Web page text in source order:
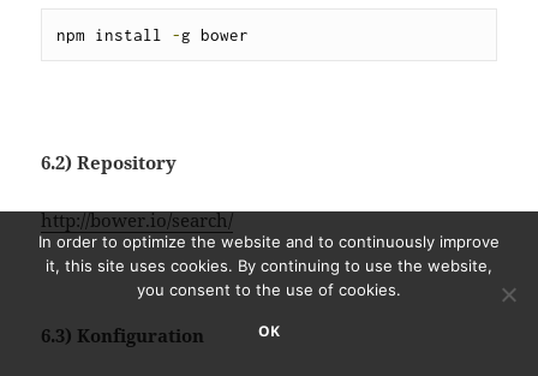
npm install -g bower
6.2) Repository
http://bower.io/search/
6.3) Konfiguration
In order to optimize the website and to continuously improve
it, this site uses cookies. By continuing to use the website,
you consent to the use of cookies.
OK